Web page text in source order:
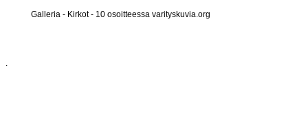
Galleria - Kirkot - 10 osoitteessa varityskuvia.org
.